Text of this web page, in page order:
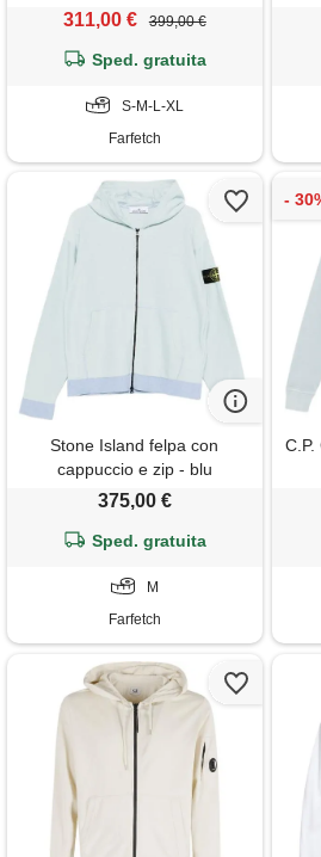
applicazione logo - grigio
311,00 € 399,00 €
Sped. gratuita
S-M-L-XL
Farfetch
Stone Island felpa con
cappuccio e zip - blu
375,00 €
Sped. gratuita
M
Farfetch